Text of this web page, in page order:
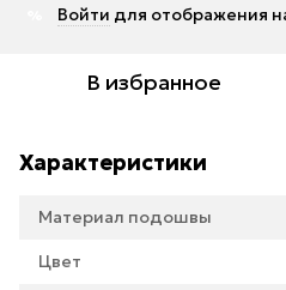
Войти для отображения
В избранное
Характеристики
Материал подошвы
Цвет